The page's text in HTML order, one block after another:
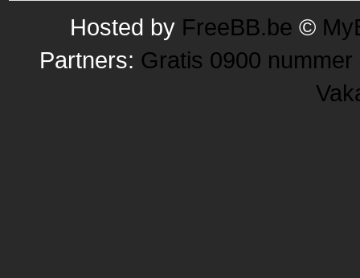
Hosted by FreeBB.be ©
Partners: Gratis 0900 nummer